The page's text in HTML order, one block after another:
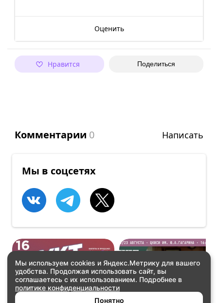
Мы используем cookies и Яндекс.Метрику для вашего
удобства. Продолжая использовать сайт, вы
соглашаетесь с их использованием. Подробнее в
политике конфиденциальности
Понятно
Оценить
Нравится Поделиться
Комментарии 0 Написать
Мы в соцсетях
ВСТРЕЧИ
YKT GEEK FEST
КОНЦЕРТЫ
Так звучит Якутия.